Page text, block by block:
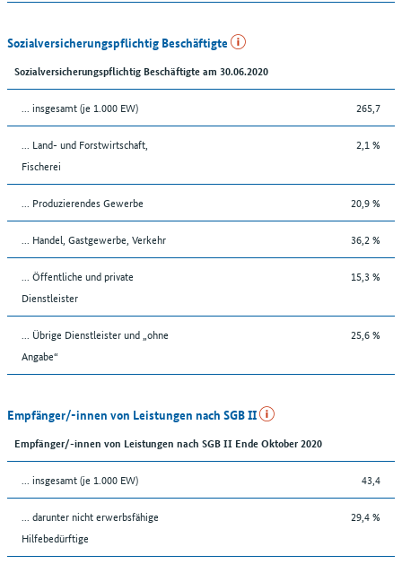
Sozialversicherungspflichtig Beschäftigte
Sozialversicherungspflichtig Beschäftigte am 30.06.2020
... insgesamt (je 1.000 EW) 265,7
... Land- und Forstwirtschaft,
Fischerei
2,1 %
... Produzierendes Gewerbe 20,9 %
... Handel, Gastgewerbe, Verkehr 36,2 %
... Öffentliche und private
Dienstleister
15,3 %
... Übrige Dienstleister und „ohne
Angabe“
25,6 %
Empfänger/-innen von Leistungen nach SGB II
Empfänger/-innen von Leistungen nach SGB II Ende Oktober 2020
... insgesamt (je 1.000 EW) 43,4
... darunter nicht erwerbsfähige
Hilfebedürftige
29,4 %